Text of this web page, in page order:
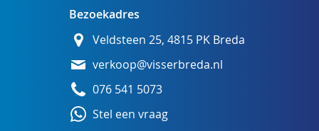
Bezoekadres
Veldsteen 25, 4815 PK Breda
verkoop@visserbreda.nl
076 541 5073
Stel een vraag